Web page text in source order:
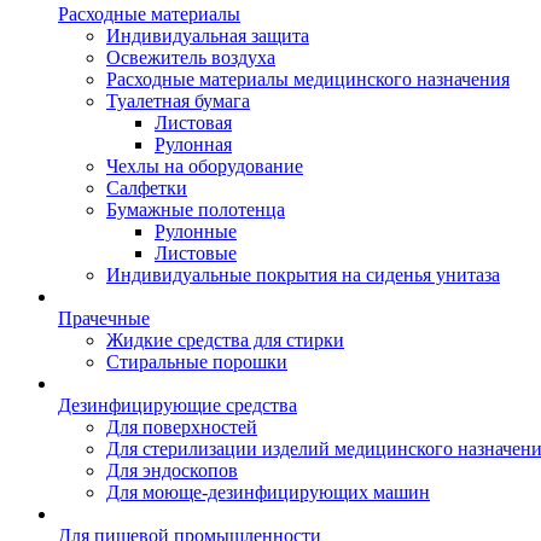
Расходные материалы
Индивидуальная защита
Освежитель воздуха
Расходные материалы медицинского назначения
Туалетная бумага
Листовая
Рулонная
Чехлы на оборудование
Салфетки
Бумажные полотенца
Рулонные
Листовые
Индивидуальные покрытия на сиденья унитаза
Прачечные
Жидкие средства для стирки
Стиральные порошки
Дезинфицирующие средства
Для поверхностей
Для стерилизации изделий медицинского
Для эндоскопов
Для моюще-дезинфицирующих машин
Для пищевой промышленности